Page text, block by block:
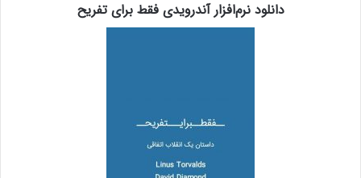
دانلود نرم‌افزار آندرویدی فقط برای تفریح